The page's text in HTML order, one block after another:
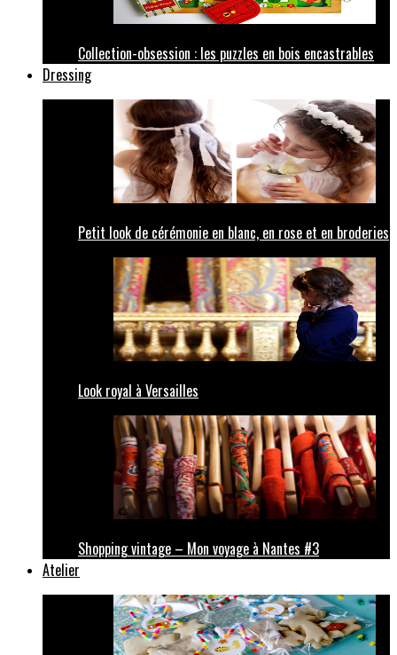
Collection-obsession : les puzzles en bois encastrables
Dressing
Petit look de cérémonie en blanc, en rose et en broderies
Look royal à Versailles
Shopping vintage – Mon voyage à Nantes #3
Atelier